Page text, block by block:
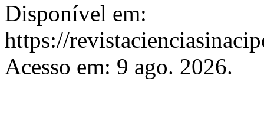
Disponível em:
https://
Acesso em: 9 ago. 2026.